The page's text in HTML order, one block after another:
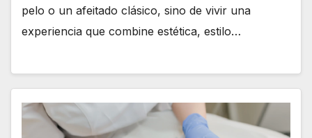
pelo o un afeitado clásico, sino de vivir una
experiencia que combine estética, estilo…